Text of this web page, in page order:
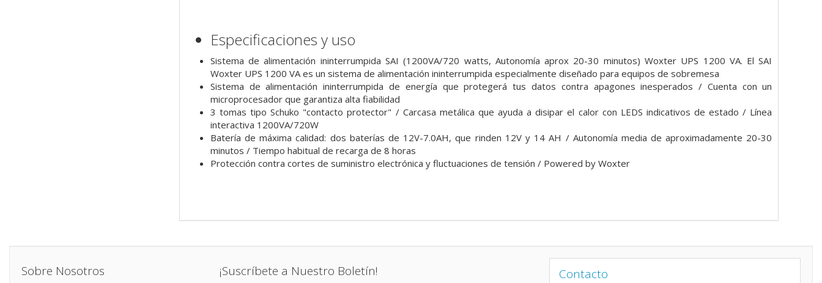
Especificaciones y uso
Sistema de alimentación ininterrumpida SAI (1200VA/720 watts, Autonomía aprox 20-30 minutos) Woxter UPS 1200 VA. El SAI
Woxter UPS 1200 VA es un sistema de alimentación ininterrumpida especialmente diseñado para equipos de sobremesa
Sistema de alimentación ininterrumpida de energía que protegerá tus datos contra apagones inesperados / Cuenta con un
microprocesador que garantiza alta fiabilidad
3 tomas tipo Schuko "contacto protector" / Carcasa metálica que ayuda a disipar el calor con LEDS indicativos de estado / Línea
interactiva 1200VA/720W
Batería de máxima calidad: dos baterías de 12V-7.0AH, que rinden 12V y 14 AH / Autonomía media de aproximadamente 20-30
minutos / Tiempo habitual de recarga de 8 horas
Protección contra cortes de suministro electrónica y fluctuaciones de tensión / Powered by Woxter
Sobre Nosotros ¡Suscríbete a Nuestro Boletín! Contacto